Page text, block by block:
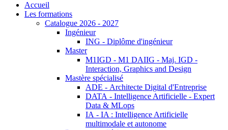
Accueil
Les formations
Catalogue 2026 - 2027
Ingénieur
ING - Diplôme d'ingénieur
Master
M1IGD - M1 DAIIG - Maj. IGD -
Interaction, Graphics and Design
Mastère spécialisé
ADE - Architecte Digital d'Entreprise
DATA - Intelligence Artificielle - Expert
Data & MLops
IA - IA : Intelligence Artificielle
multimodale et autonome